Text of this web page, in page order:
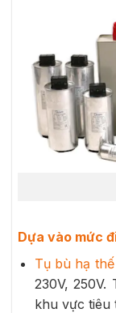
Dựa vào mức
Tụ bù hạ thế
230V,
khu vực tiêu